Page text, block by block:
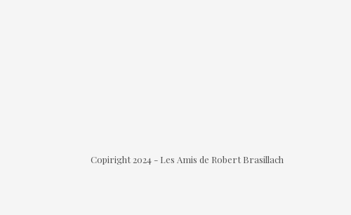
Copiright 2024 - Les Amis de Robert Brasillach